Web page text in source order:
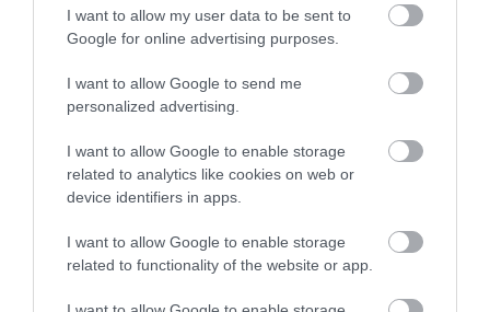
I want to allow my user data to be sent to
Google for online advertising purposes.
I want to allow Google to send me
personalized advertising.
I want to allow Google to enable storage
related to analytics like cookies on web or
device identifiers in apps.
I want to allow Google to enable storage
related to functionality of the website or app.
kormány
Kenyában bezzeg minden zöldebb
Második világháborús német katonai motorkerékpár
bukkant elő a Dunából
az államfőválasztás
Szomjazó gólyának adott inni egy férfi Tiszakécskénél -
megható pillanatot rögzített a kamera
Megható felvétel: elpusztult borját vitte magával egy
delfinanya